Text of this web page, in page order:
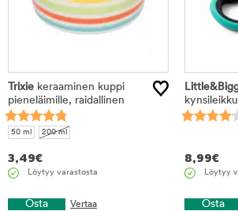
Trixie keraaminen kuppi
pieneläimille, raidallinen
50 ml 200 ml
3,49€
Löytyy varastosta
Osta Vertaa
8,99€
Löytyy
Osta